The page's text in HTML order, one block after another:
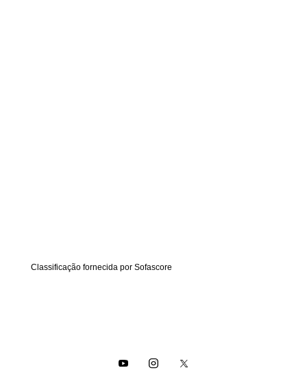
Classificação fornecida por Sofascore